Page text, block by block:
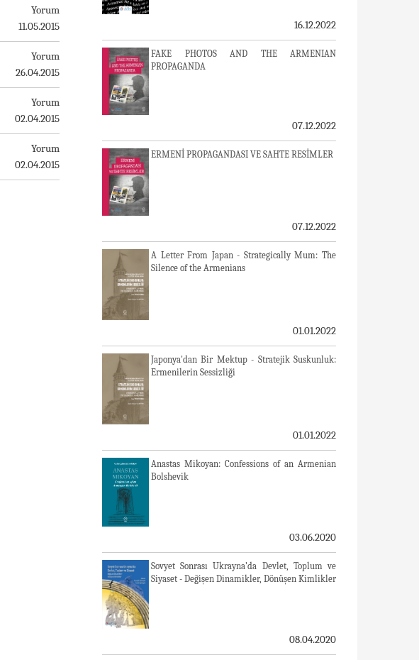
Yorum
11.05.2015
Yorum
26.04.2015
Yorum
02.04.2015
Yorum
02.04.2015
16.12.2022
FAKE PHOTOS AND THE ARMENIAN
PROPAGANDA
07.12.2022
ERMENİ PROPAGANDASI VE SAHTE RESİMLER
07.12.2022
A Letter From Japan - Strategically Mum: The
Silence of the Armenians
01.01.2022
Japonya'dan Bir Mektup - Stratejik Suskunluk:
Ermenilerin Sessizliği
01.01.2022
Anastas Mikoyan: Confessions of an Armenian
Bolshevik
03.06.2020
Sovyet Sonrası Ukrayna’da Devlet, Toplum ve
Siyaset - Değişen Dinamikler, Dönüşen Kimlikler
08.04.2020